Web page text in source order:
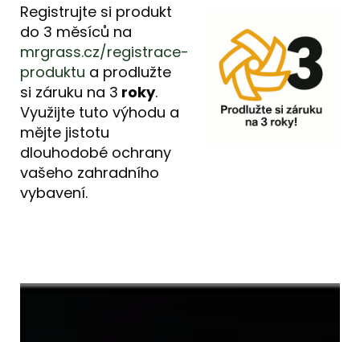
Registrujte si produkt
do 3 měsíců na
mrgrass.cz/registrace-
produktu a prodlužte
si záruku na 3 roky.
Využijte tuto výhodu a
mějte jistotu
dlouhodobé ochrany
vašeho zahradního
vybavení.